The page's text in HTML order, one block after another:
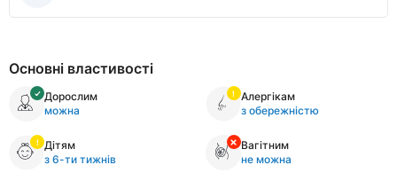
Основні властивості
Дорослим
можна
Алергікам
з обережністю
Дітям
з 6-ти тижнів
Вагітним
не можна